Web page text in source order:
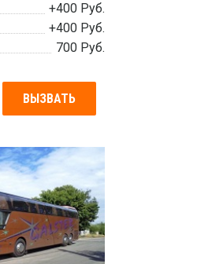
+400 Руб.
+400 Руб.
700 Руб.
ВЫЗВАТЬ